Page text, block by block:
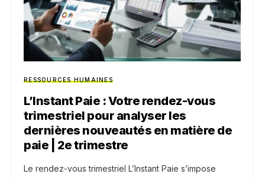
RESSOURCES HUMAINES
L’Instant Paie : Votre rendez-vous
trimestriel pour analyser les
dernières nouveautés en matière de
paie | 2e trimestre
Le rendez-vous trimestriel L’Instant Paie s’impose